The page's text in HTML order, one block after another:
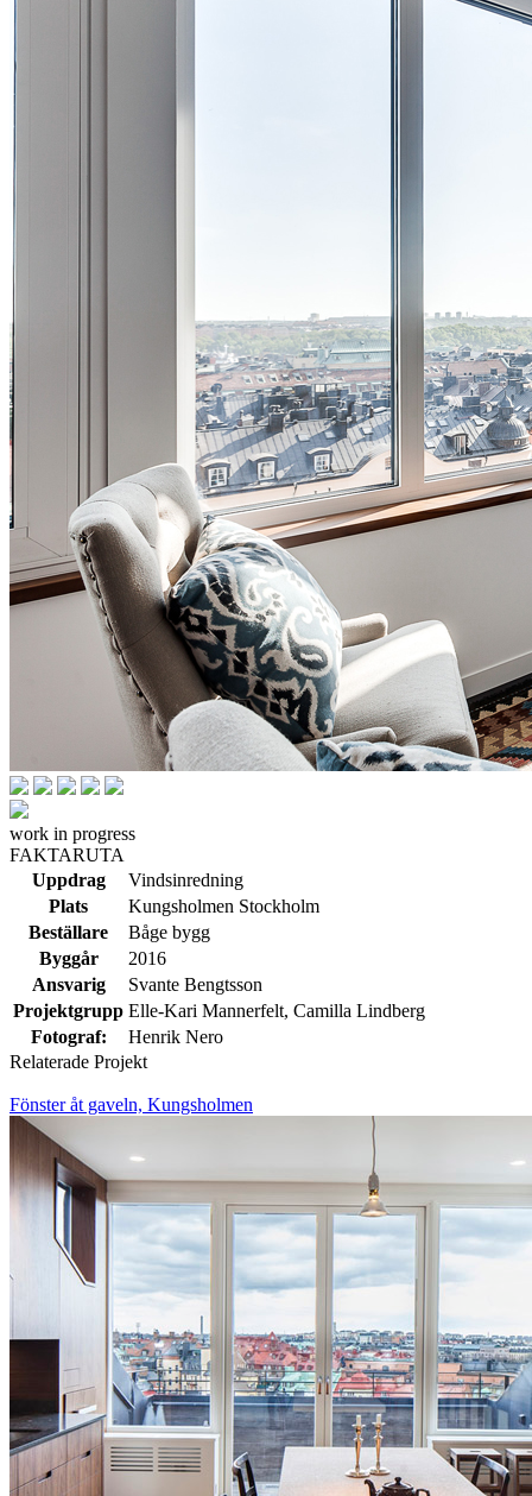
work in progress
FAKTARUTA
Uppdrag
Vindsinredning
Plats
Kungsholmen Stockholm
Beställare
Båge bygg
Byggår
2016
Ansvarig
Svante Bengtsson
Projektgrupp Elle-Kari Mannerfelt, Camilla Lindberg
Fotograf:
Henrik Nero
Relaterade Projekt
Fönster åt gaveln, Kungsholmen